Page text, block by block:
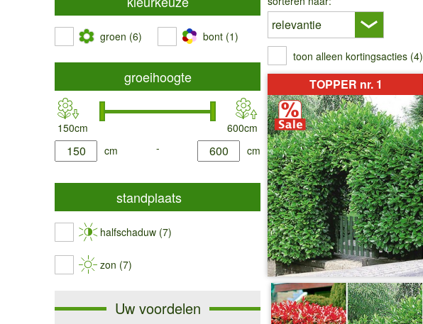
toon alleen kortingsacties (4)
TOPPER nr. 1
groen (6) bont (1)
groeihoogte
150cm
600cm
product.list.filter.height.min
cm - cm
product.list.filter.height.max
standplaats
halfschaduw (7)
zon (7)
Uw voordelen